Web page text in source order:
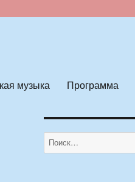
музыка Программа
Искать: